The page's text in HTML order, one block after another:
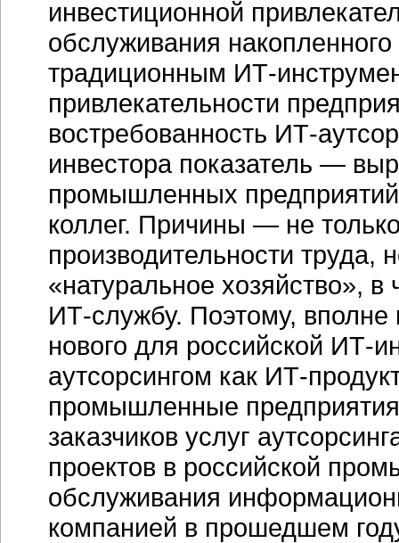
инвестиционной
обслуживания
традиционным ИТ-
привлекательности
востребованность ИТ-
инвестора показатель —
промышленных
коллег. Причины — не
производительности труда,
«натуральное хозяйство»,
ИТ-службу. Поэтому, вполне
нового для российской ИТ-
аутсорсингом как ИТ-
промышленные
заказчиков услуг
проектов в российской
обслуживания
компанией в прошедшем